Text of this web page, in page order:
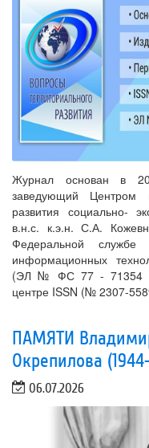
Журнал основан в
заведующий Центром
развития социально-
в.н.с. к.э.н. С.А.
Федеральной
информационных
(ЭЛ № ФС 77 - 71354
центре ISSN (№ 2307-
ПАМЯТИ
Окрепилова
06.07.2026